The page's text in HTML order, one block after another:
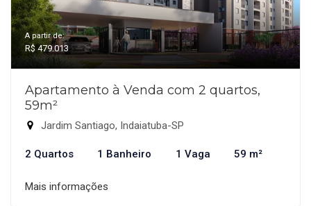
A partir de:
R$ 479.013
Apartamento à Venda com 2 quartos,
59m²
Jardim Santiago, Indaiatuba-SP
2 Quartos 1 Banheiro 1 Vaga 59 m²
Mais informações